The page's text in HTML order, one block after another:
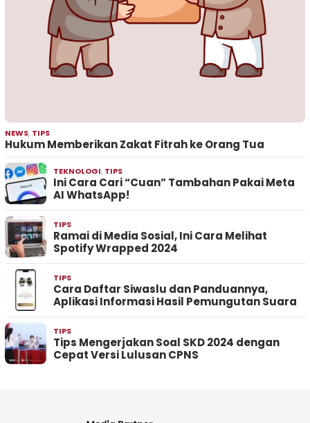
NEWS, TIPS
Hukum Memberikan Zakat Fitrah ke Orang Tua
TEKNOLOGI, TIPS
Ini Cara Cari “Cuan” Tambahan Pakai Meta
AI WhatsApp!
TIPS
Ramai di Media Sosial, Ini Cara Melihat
Spotify Wrapped 2024
TIPS
Cara Daftar Siwaslu dan Panduannya,
Aplikasi Informasi Hasil Pemungutan Suara
TIPS
Tips Mengerjakan Soal SKD 2024 dengan
Cepat Versi Lulusan CPNS